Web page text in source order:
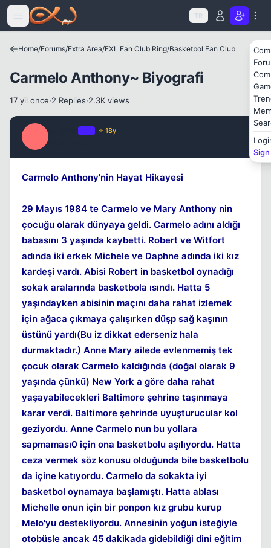
Icerige atla
TR
Home/Forums/Extra Area/EXL Fan Club Ring/Basketbol Fan Club
Carmelo Anthony~ Biyografi
17 yil once·2 Replies·2.3K views
⭐ 18y
Carmelo Anthony'nin Hayat Hikayesi
29 Mayıs 1984 te Carmelo ve Mary Anthony nin
çocuğu olarak dünyaya geldi. Carmelo adını aldığı
babasını 3 yaşında kaybetti. Robert ve Witfort
adında iki erkek Michele ve Daphne adında iki kız
kardeşi vardı. Abisi Robert in basketbol oynadığı
sokak aralarında basketbola ısındı. Hatta 5
yaşındayken abisinin maçını daha rahat izlemek
için ağaca çıkmaya çalışırken düşp sağ kaşının
üstünü yardı(Bu iz dikkat ederseniz hala
durmaktadır.) Anne Mary ailede evlenmemiş tek
çocuk olarak Carmelo kaldığında (doğal olarak 9
yaşında çünkü) New York a göre daha rahat
yaşayabilecekleri Baltimore şehrine taşınmaya
karar verdi. Baltimore şehrinde uyuşturucular kol
geziyordu. Anne Carmelo nun bu yollara
sapmaması0 için ona basketbolu aşılıyordu. Hatta
ceza vermek söz konusu olduğunda bile basketbolu
da içine katıyordu. Carmelo da sokakta iyi
basketbol oynamaya başlamıştı. Hatta ablası
Michelle onun için bir ponpon kız grubu kurup
Melo'yu destekliyordu. Annesinin yoğun isteğiyle
otobüsle ancak 45 dakikada gidebildiği dini eğitim